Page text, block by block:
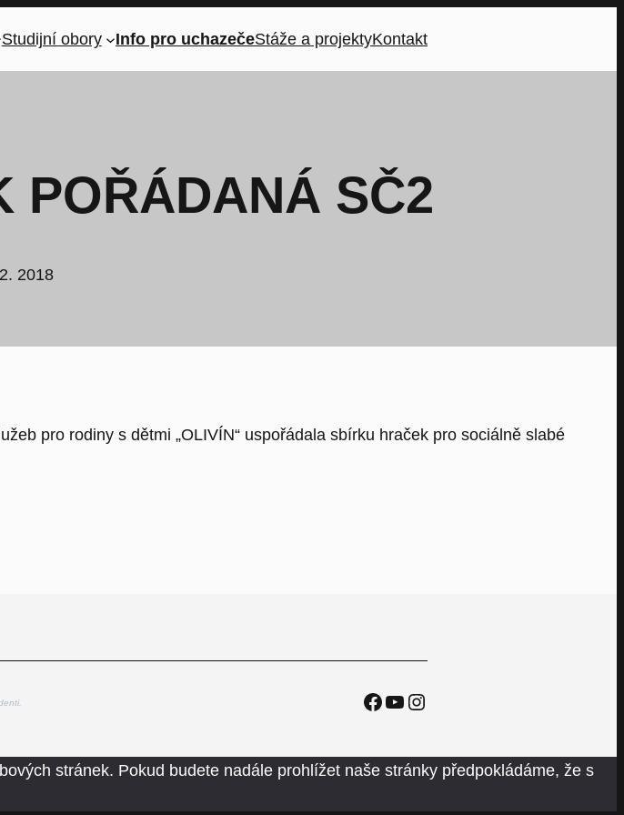
Studijní obory Info pro uchazečeStáže a projektyKontakt
POŘÁDANÁ SČ2
2018
pro rodiny s dětmi „OLIVÍN“ uspořádala sbírku hraček pro sociálně slabé
Facebook
YouTube
Instagram
stránek. Pokud budete nadále prohlížet naše stránky předpokládáme, že s